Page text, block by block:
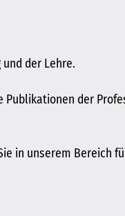
der Lehre.
der
in unserem Bereich